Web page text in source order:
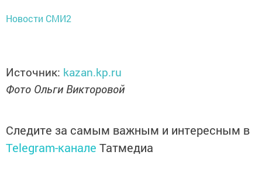
Новости СМИ2
Источник: kazan.kp.ru
Фото Ольги Викторовой
Следите за самым важным и интересным в
Telegram-канале Татмедиа